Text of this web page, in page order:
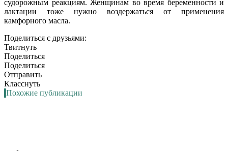
судорожным реакциям. Женщинам во время беременности и
лактации тоже нужно воздержаться от применения
камфорного масла.
Поделиться с друзьями:
Твитнуть
Поделиться
Поделиться
Отправить
Класснуть
Похожие публикации